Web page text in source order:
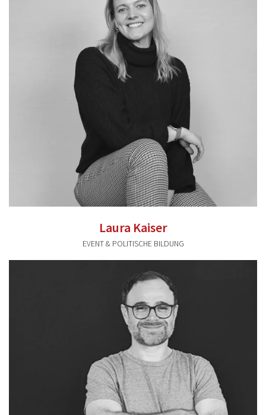
Laura Kaiser
EVENT & POLITISCHE BILDUNG
laura.kaiser@valentum-kommunikation.de
0941 591896 27